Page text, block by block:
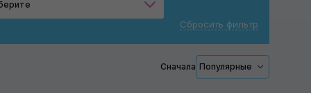
Сбросить фильтр
Сначала Популярные